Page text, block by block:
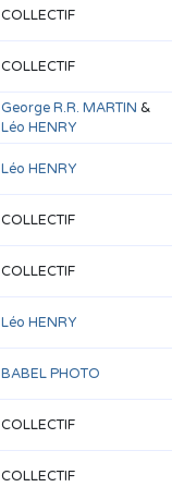
COLLECTIF
COLLECTIF
George R.R. MARTIN &
Léo HENRY
Léo HENRY
COLLECTIF
COLLECTIF
Léo HENRY
BABEL PHOTO
COLLECTIF
COLLECTIF